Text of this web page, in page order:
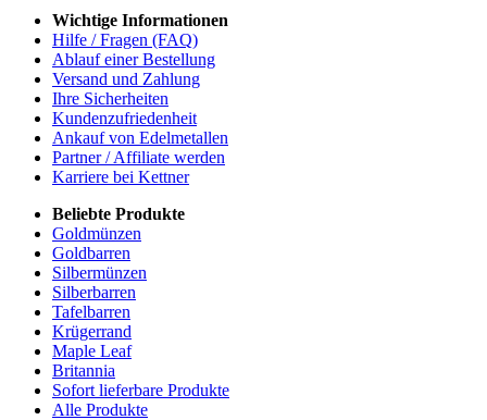
Wichtige Informationen
Hilfe / Fragen (FAQ)
Ablauf einer Bestellung
Versand und Zahlung
Ihre Sicherheiten
Kundenzufriedenheit
Ankauf von Edelmetallen
Partner / Affiliate werden
Karriere bei Kettner
Beliebte Produkte
Goldmünzen
Goldbarren
Silbermünzen
Silberbarren
Tafelbarren
Krügerrand
Maple Leaf
Britannia
Sofort lieferbare Produkte
Alle Produkte